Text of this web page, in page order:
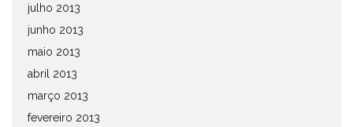
julho 2013
junho 2013
maio 2013
abril 2013
março 2013
fevereiro 2013